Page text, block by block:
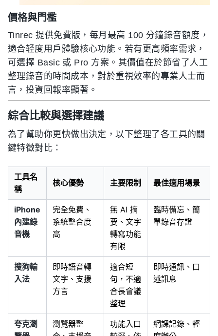
價格與門檻
Tinrec 提供免費版，每月最高 100 分鐘錄音額度，
適合轻度用戶體驗核心功能。若有更高頻率需求，
可選擇 Basic 或 Pro 方案。其價值在於節省了人工
整理錄音的時間成本，對於重視效率的專業人士而
言，投資回報率顯著。
綜合比較與選擇建議
為了幫助你更快做出決定，以下整理了各工具的關
鍵特徵對比：
工具名
稱
核心優勢 主要限制 最佳適用場景
iPhone
內建錄
音機
完全免費、
系統整合度
高
無 AI 摘
要、文字
轉寫功能
有限
臨時備忘、簡
單錄音存證
搜狗輸
入法
即時語音轉
文字、支援
方言
適合短
句，不適
合長會議
整理
即時通訊、口
述訊息
夸克瀏
瀏覽器整
功能入口
網課記錄、輕